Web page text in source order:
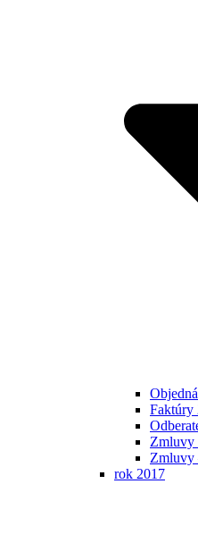
Faktúry
Zmluvy
Zmluvy
rok 2017